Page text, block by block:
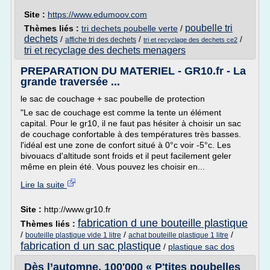
Site : https://www.edumoov.com
Thèmes liés : tri dechets poubelle verte / poubelle tri
dechets / affiche tri des dechets / tri et recyclage des dechets ce2 /
tri et recyclage des dechets menagers
PREPARATION DU MATERIEL - GR10.fr - La
grande traversée ...
le sac de couchage + sac poubelle de protection
"Le sac de couchage est comme la tente un élément
capital. Pour le gr10, il ne faut pas hésiter à choisir un sac
de couchage confortable à des températures très basses.
l'idéal est une zone de confort situé à 0°c voir -5°c. Les
bivouacs d'altitude sont froids et il peut facilement geler
même en plein été. Vous pouvez les choisir en...
Lire la suite
Site : http://www.gr10.fr
Thèmes liés : fabrication d une bouteille plastique
/ bouteille plastique vide 1 litre / achat bouteille plastique 1 litre /
fabrication d un sac plastique / plastique sac dos
Dès l’automne, 100'000 « P'tites poubelles